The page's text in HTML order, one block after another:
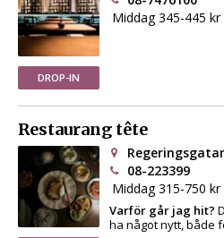
DROP-IN
Middag 345-445 kr
Restaurang tête
08-223399
Middag 315-750 kr
Varför går jag hit?
ha något nytt, både